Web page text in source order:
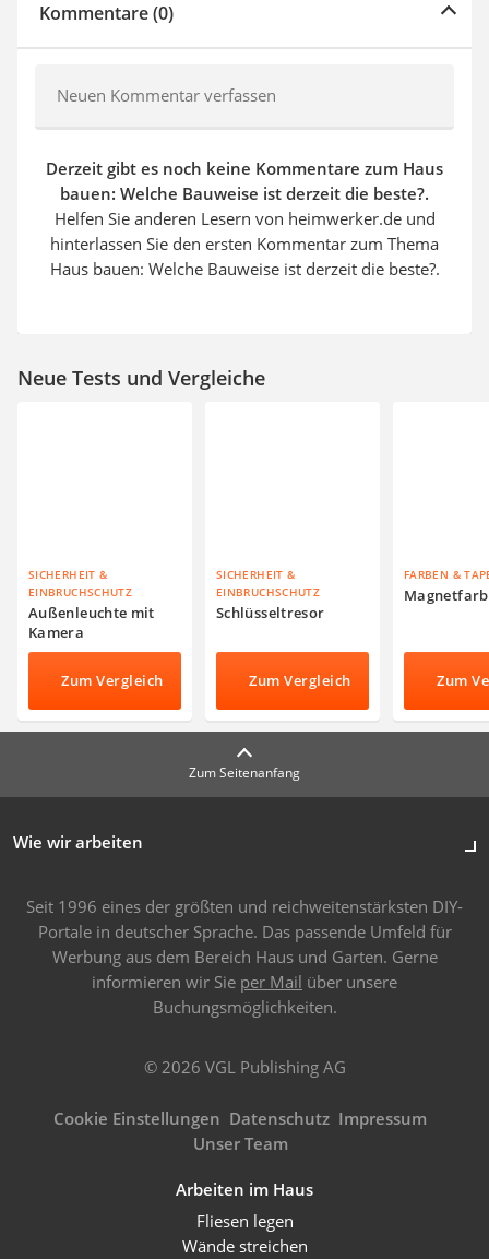
Kommentare (0)
Neuen Kommentar verfassen
Derzeit gibt es noch keine Kommentare zum Haus
bauen: Welche Bauweise ist derzeit die beste?.
Helfen Sie anderen Lesern von heimwerker.de und
hinterlassen Sie den ersten Kommentar zum Thema
Haus bauen: Welche Bauweise ist derzeit die beste?.
Neue Tests und Vergleiche
SICHERHEIT &
EINBRUCHSCHUTZ
Außenleuchte mit
Kamera
Zum Vergleich
SICHERHEIT &
EINBRUCHSCHUTZ
Schlüsseltresor
Zum Vergleich
FARBEN &
Zum
Zum Seitenanfang
Wie wir arbeiten
Seit 1996 eines der größten und reichweitenstärksten DIY-
Portale in deutscher Sprache. Das passende Umfeld für
Werbung aus dem Bereich Haus und Garten. Gerne
informieren wir Sie per Mail über unsere
Buchungsmöglichkeiten.
© 2026 VGL Publishing AG
Cookie Einstellungen Datenschutz Impressum
Unser Team
Arbeiten im Haus
Fliesen legen
Wände streichen